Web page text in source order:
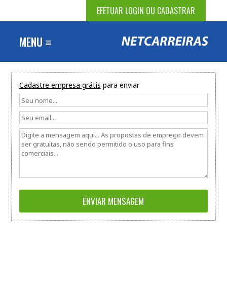
EFETUAR LOGIN OU CADASTRAR
MENU ≡
Cadastre empresa grátis para enviar